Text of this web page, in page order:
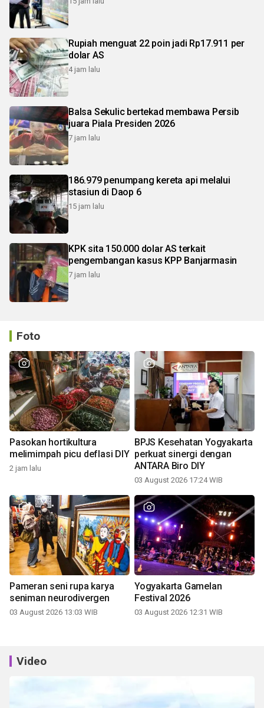
Rupiah menguat 22 poin jadi Rp17.911 per
dolar AS
4 jam lalu
Balsa Sekulic bertekad membawa Persib
juara Piala Presiden 2026
7 jam lalu
186.979 penumpang kereta api melalui
stasiun di Daop 6
15 jam lalu
KPK sita 150.000 dolar AS terkait
pengembangan kasus KPP Banjarmasin
7 jam lalu
Foto
Pasokan hortikultura
melimimpah picu deflasi DIY
2 jam lalu
BPJS Kesehatan Yogyakarta
perkuat sinergi dengan
ANTARA Biro DIY
03 August 2026 17:24 WIB
Pameran seni rupa karya
seniman neurodivergen
03 August 2026 13:03 WIB
Yogyakarta Gamelan
Festival 2026
03 August 2026 12:31 WIB
Video